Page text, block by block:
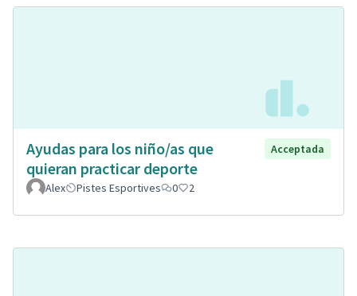
Ayudas para los niño/as que
quieran practicar deporte
Acceptada
Alex Pistes Esportives 0 2